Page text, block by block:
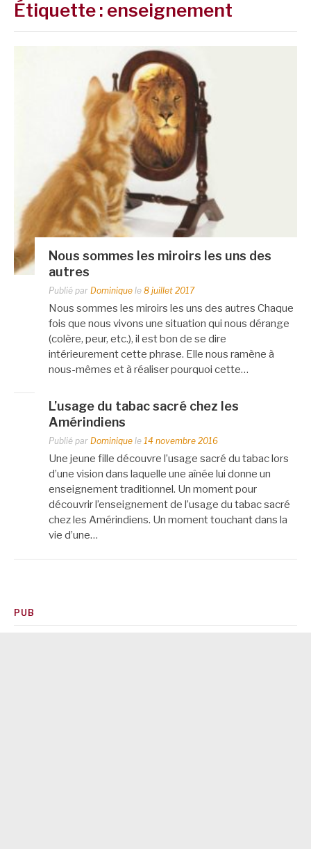
Étiquette : enseignement
Nous sommes les miroirs les uns des
autres
Publié par Dominique le 8 juillet 2017
Nous sommes les miroirs les uns des autres Chaque
fois que nous vivons une situation qui nous dérange
(colère, peur, etc.), il est bon de se dire
intérieurement cette phrase. Elle nous ramène à
nous-mêmes et à réaliser pourquoi cette…
L’usage du tabac sacré chez les
Amérindiens
Publié par Dominique le 14 novembre 2016
Une jeune fille découvre l’usage sacré du tabac lors
d’une vision dans laquelle une aînée lui donne un
enseignement traditionnel. Un moment pour
découvrir l’enseignement de l’usage du tabac sacré
chez les Amérindiens. Un moment touchant dans la
vie d’une…
PUB